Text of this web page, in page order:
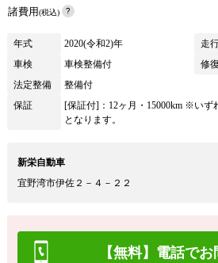
諸費用(税込)
年式 2020(令和2)年 走
車検
車検整備付 修
法定整備
整備付
保証
[保証付]：12ヶ月・15000km ※い
となります。
新栄自動車
宜野湾市伊佐２－４－２２
【無料】電話で